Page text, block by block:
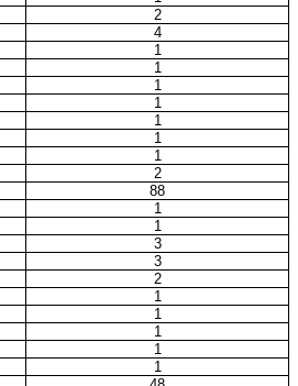
2
4
1
1
1
1
1
1
1
2
88
1
1
3
3
2
1
1
1
1
1